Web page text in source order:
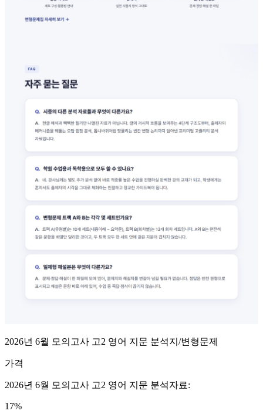
2026년 6월 모의고사 고2 영어 지문 분석지/변형문제
가격
2026년 6월 모의고사 고2 영어 지문 분석자료:
17%